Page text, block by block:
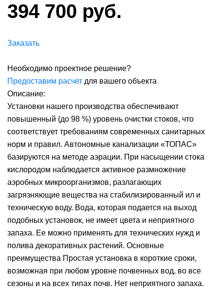
394 700 руб.
Заказать
Необходимо проектное решение?
Предоставим расчет для вашего объекта
Описание:
Установки нашего производства обеспечивают
повышенный (до 98 %) уровень очистки стоков, что
соответствует требованиям современных санитарных
норм и правил. Автономные канализации «ТОПАС»
базируются на методе аэрации. При насыщении стока
кислородом наблюдается активное размножение
аэробных микроорганизмов, разлагающих
загрязняющие вещества на стабилизированный ил и
техническую воду. Вода, которая подается на выход
подобных установок, не имеет цвета и неприятного
запаха. Ее можно применять для технических нужд и
полива декоративных растений. Основные
преимущества Простая установка в короткие сроки,
возможная при любом уровне почвенных вод, во все
сезоны и на всех типах почв. Нет неприятного запаха.